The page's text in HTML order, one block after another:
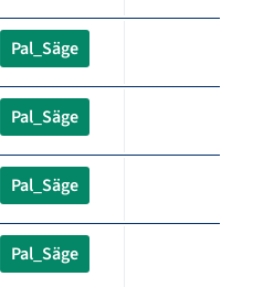
Pal_Säge
Pal_Säge
Pal_Säge
Pal_Säge